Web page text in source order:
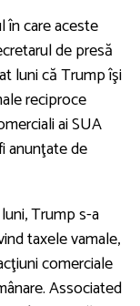
în care aceste
de presă
luni că Trump îşi
reciproce
ai SUA
anunţate de
Trump s-a
taxele vamale,
comerciale
Associated